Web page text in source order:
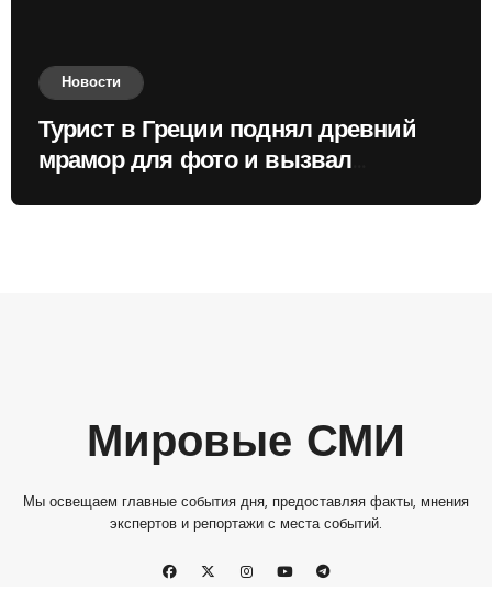
Новости
Турист в Греции поднял древний
мрамор для фото и вызвал
Мировые СМИ
Мы освещаем главные события дня, предоставляя факты, мнения
экспертов и репортажи с места событий.